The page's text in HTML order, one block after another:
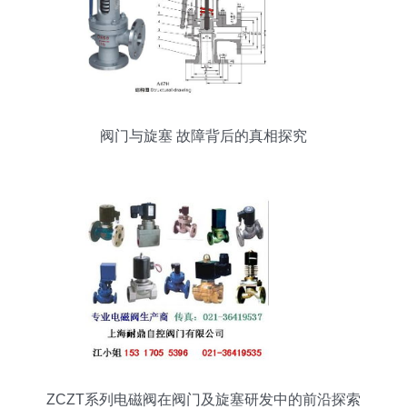
阀门与旋塞 故障背后的真相探究
ZCZT系列电磁阀在阀门及旋塞研发中的前沿探索